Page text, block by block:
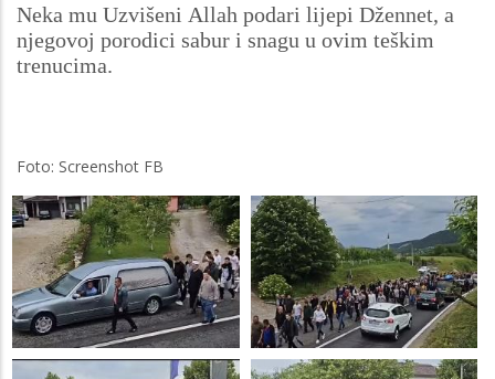
Neka mu Uzvišeni Allah podari lijepi Džennet, a
njegovoj porodici sabur i snagu u ovim teškim
trenucima.
Foto: Screenshot FB